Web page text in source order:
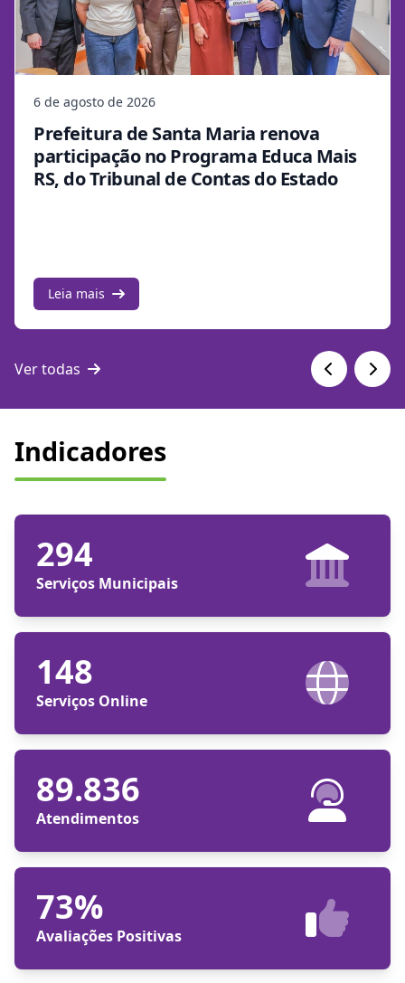
6 de agosto de 2026
Prefeitura de Santa Maria renova
participação no Programa Educa Mais
RS, do Tribunal de Contas do Estado
Leia mais
Ver todas
Indicadores
294
Serviços Municipais
148
Serviços Online
89.836
Atendimentos
73%
Avaliações Positivas